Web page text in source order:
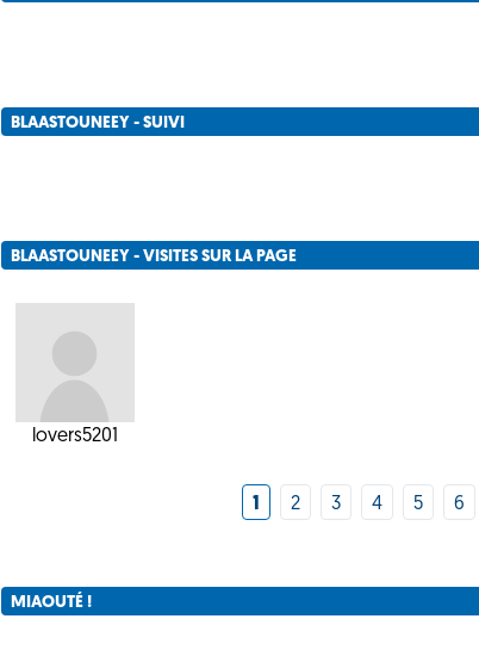
BLAASTOUNEEY - SUIVI
BLAASTOUNEEY - VISITES SUR LA PAGE
lovers5201
1 2 3 4 5 6
MIAOUTÉ !